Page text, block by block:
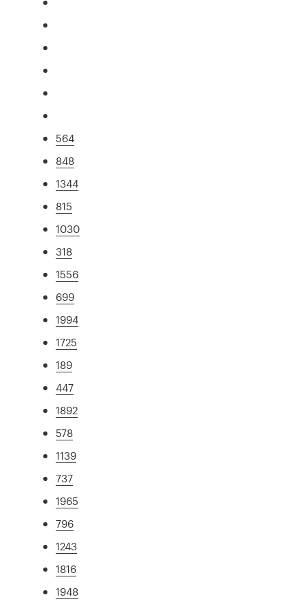
564
848
1344
815
1030
318
1556
699
1994
1725
189
447
1892
578
1139
737
1965
796
1243
1816
1948